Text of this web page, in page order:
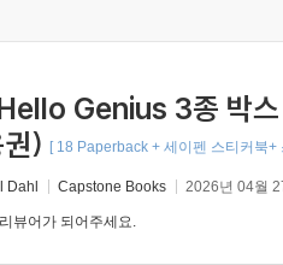
Genius 3종 박
)
[ 18 Paperback + 세이펜 스티커북+
Dahl Capstone Books 2026년 04월
뷰어가 되어주세요.